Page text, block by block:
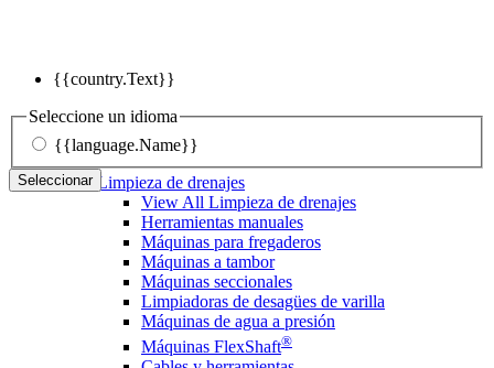
{{country.Text}}
Seleccione un idioma
{{language.Name}}
Seleccionar Limpieza de drenajes
View All Limpieza de drenajes
Herramientas manuales
Máquinas para fregaderos
Máquinas a tambor
Máquinas seccionales
Limpiadoras de desagües de varilla
Máquinas de agua a presión
Máquinas FlexShaft®